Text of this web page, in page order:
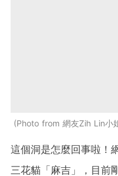
Photo from 網友Zih Lin小
這個洞是怎麼回事啦！
三花貓「麻吉」，目前